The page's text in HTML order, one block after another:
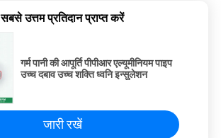
सबसे उत्तम प्रतिदान प्राप्त करें
गर्म पानी की आपूर्ति पीपीआर एल्यूमीनियम पाइप
उच्च दबाव उच्च शक्ति ध्वनि इन्सुलेशन
जारी रखें